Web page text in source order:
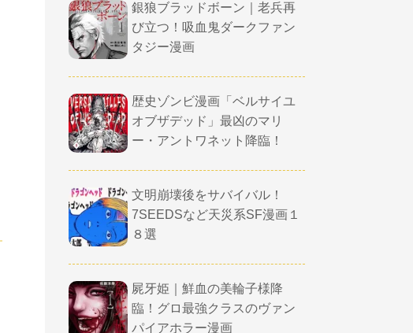
銀狼ブラッドボーン｜老兵再
び立つ！吸血鬼ダークファン
タジー漫画
歴史ゾンビ漫画「ベルサイユ
オブザデッド」最凶のマリ
ー・アントワネット降臨！
文明崩壊後をサバイバル！
7SEEDSなど天災系SF漫画１
８選
屍牙姫｜鮮血の美輪子様降
臨！グロ最強クラスのヴァン
パイアホラー漫画